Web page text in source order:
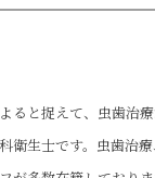
ると捉えて、虫歯治
衛生士です。虫歯治